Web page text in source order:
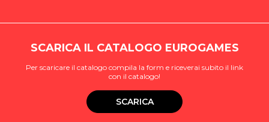
SCARICA IL CATALOGO EUROGAMES
Per scaricare il catalogo compila la form e riceverai subito il link
con il catalogo!
SCARICA